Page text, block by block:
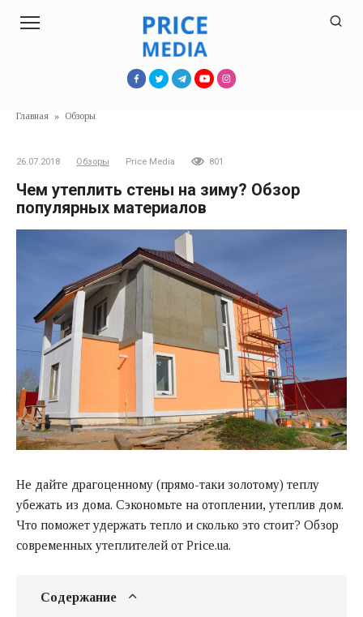
Главная » Обзоры
26.07.2018 Обзоры Price Media 801
Чем утеплить стены на зиму? Обзор
популярных материалов
Не дайте драгоценному (прямо-таки золотому) теплу
убежать из дома. Сэкономьте на отоплении, утеплив дом.
Что поможет удержать тепло и сколько это стоит? Обзор
современных утеплителей от Price.ua.
Содержание